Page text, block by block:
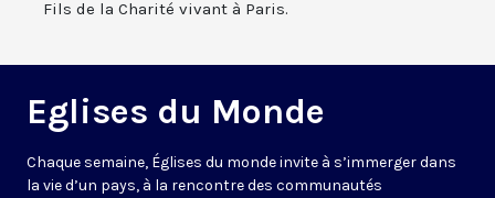
Fils de la Charité vivant à Paris.
Eglises du Monde
Chaque semaine, Églises du monde invite à s’immerger dans
la vie d’un pays, à la rencontre des communautés